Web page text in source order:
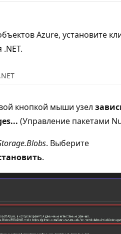
Azure, установите
кнопкой мыши узел
(Управление пакетами
. Выберите
.